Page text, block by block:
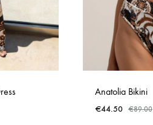
Anatolia Bikini
€44.50 €89.00